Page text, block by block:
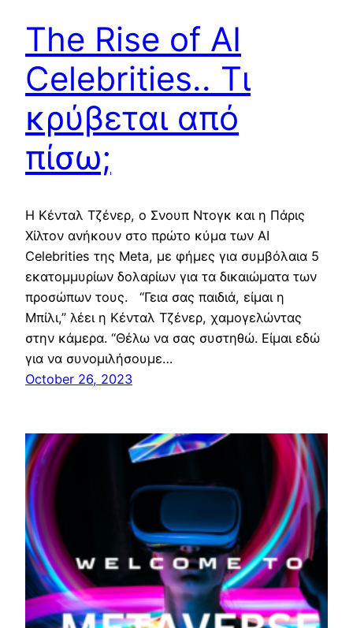
The Rise of AI
Celebrities.. Τι
κρύβεται από
πίσω;
Η Κένταλ Τζένερ, ο Σνουπ Ντογκ και η Πάρις
Χίλτον ανήκουν στο πρώτο κύμα των AI
Celebrities της Meta, με φήμες για συμβόλαια 5
εκατομμυρίων δολαρίων για τα δικαιώματα των
προσώπων τους. “Γεια σας παιδιά, είμαι η
Μπίλι,” λέει η Κένταλ Τζένερ, χαμογελώντας
στην κάμερα. “Θέλω να σας συστηθώ. Είμαι εδώ
για να συνομιλήσουμε…
October 26, 2023